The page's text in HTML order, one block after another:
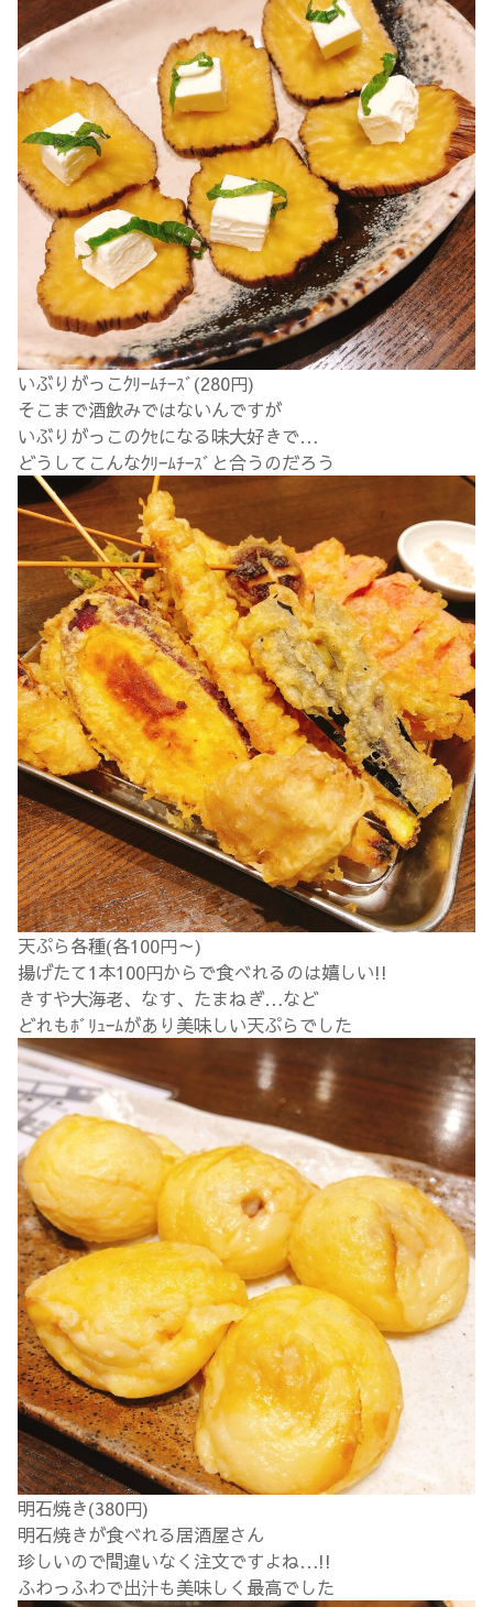
いぶりがっこｸﾘｰﾑﾁｰｽﾞ(280円)
そこまで酒飲みではないんですが
いぶりがっこのｸｾになる味大好きで…
どうしてこんなｸﾘｰﾑﾁｰｽﾞと合うのだろう
天ぷら各種(各100円～)
揚げたて1本100円からで食べれるのは嬉しい!!
きすや大海老、なす、たまねぎ…など
どれもﾎﾞﾘｭｰﾑがあり美味しい天ぷらでした
明石焼き(380円)
明石焼きが食べれる居酒屋さん
珍しいので間違いなく注文ですよね…!!
ふわっふわで出汁も美味しく最高でした